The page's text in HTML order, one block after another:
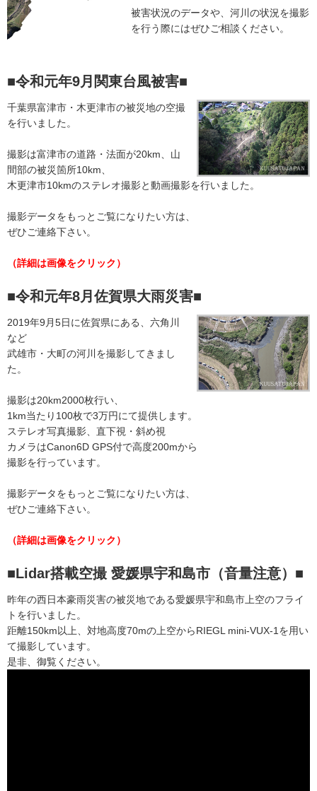
被害状況のデータや、河川の状況を撮影
を行う際にはぜひご相談ください。
■令和元年9月関東台風被害■
千葉県富津市・木更津市の被災地の空撮
を行いました。
撮影は富津市の道路・法面が20km、山
間部の被災箇所10km、
木更津市10kmのステレオ撮影と動画撮影を行いました。
撮影データをもっとご覧になりたい方は、
ぜひご連絡下さい。
（詳細は画像をクリック）
■令和元年8月佐賀県大雨災害■
2019年9月5日に佐賀県にある、六角川
など
武雄市・大町の河川を撮影してきまし
た。
撮影は20km2000枚行い、
1km当たり100枚で3万円にて提供します。
ステレオ写真撮影、直下視・斜め視
カメラはCanon6D GPS付で高度200mから
撮影を行っています。
撮影データをもっとご覧になりたい方は、
ぜひご連絡下さい。
（詳細は画像をクリック）
■Lidar搭載空撮 愛媛県宇和島市（音量注意）■
昨年の西日本豪雨災害の被災地である愛媛県宇和島市上空のフライ
トを行いました。
距離150km以上、対地高度70mの上空からRIEGL mini-VUX-1を用い
て撮影しています。
是非、御覧ください。